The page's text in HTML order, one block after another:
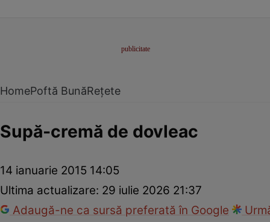
HomePoftă BunăRețete
Supă-cremă de dovleac
14 ianuarie 2015 14:05
Ultima actualizare: 29 iulie 2026 21:37
Adaugă-ne ca sursă preferată în Google